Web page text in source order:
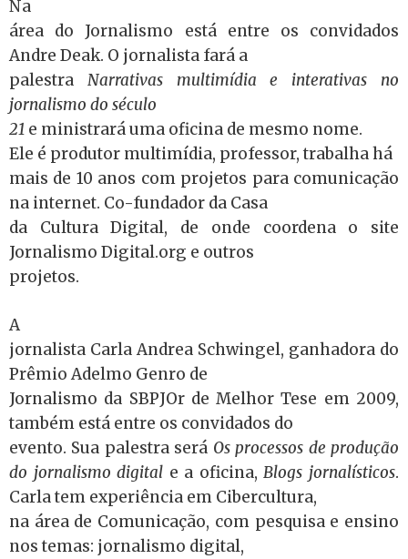
Na
área do Jornalismo está entre os convidados
Andre Deak. O jornalista fará a
palestra Narrativas multimídia e interativas no
jornalismo do século
21 e ministrará uma oficina de mesmo nome.
Ele é produtor multimídia, professor, trabalha há
mais de 10 anos com projetos para comunicação
na internet. Co-fundador da Casa
da Cultura Digital, de onde coordena o site
Jornalismo Digital.org e outros
projetos.
A
jornalista Carla Andrea Schwingel, ganhadora do
Prêmio Adelmo Genro de
Jornalismo da SBPJOr de Melhor Tese em 2009,
também está entre os convidados do
evento. Sua palestra será Os processos de produção
do jornalismo digital e a oficina,Blogs jornalísticos.
Carla tem experiência em Cibercultura,
na área de Comunicação, com pesquisa e ensino
nos temas: jornalismo digital,